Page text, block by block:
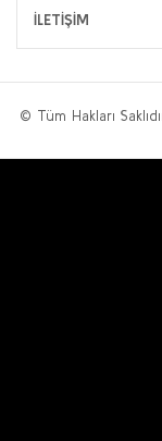
İLETİŞİM
© Tüm Hakları